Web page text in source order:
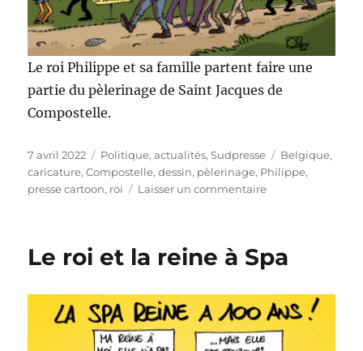
Le roi Philippe et sa famille partent faire une
partie du pèlerinage de Saint Jacques de
Compostelle.
Publié
le
7 avril 2022 Catégories
Politique, actualités,Sudpresse Étiquettes
Belgique,
caricature,Compostelle,dessin, pèlerinage, Philippe,
presse cartoon, roi Laisser un commentairesur
les
Saint
Jacques
Le roi et la reine à Spa